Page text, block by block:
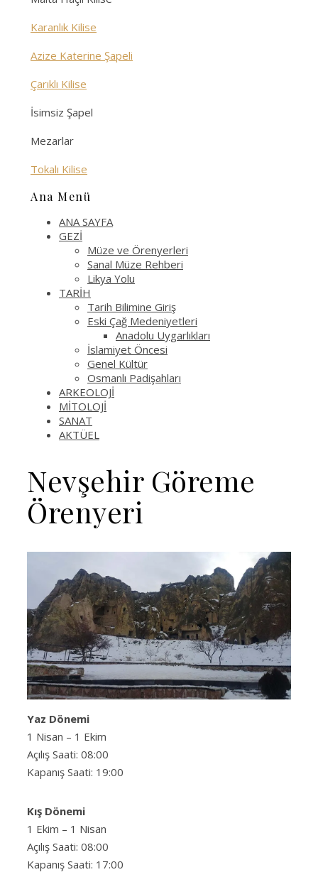
Karanlık Kilise
Azize Katerine Şapeli
Çarıklı Kilise
İsimsiz Şapel
Mezarlar
Tokalı Kilise
Ana Menü
ANA SAYFA
GEZİ
Müze ve Örenyerleri
Sanal Müze Rehberi
Likya Yolu
TARİH
Tarih Bilimine Giriş
Eski Çağ Medeniyetleri
Anadolu Uygarlıkları
İslamiyet Öncesi
Genel Kültür
Osmanlı Padişahları
ARKEOLOJİ
MİTOLOJİ
SANAT
AKTÜEL
Nevşehir Göreme
Örenyeri
Yaz Dönemi
1 Nisan – 1 Ekim
Açılış Saati: 08:00
Kapanış Saati: 19:00
Kış Dönemi
1 Ekim – 1 Nisan
Açılış Saati: 08:00
Kapanış Saati: 17:00